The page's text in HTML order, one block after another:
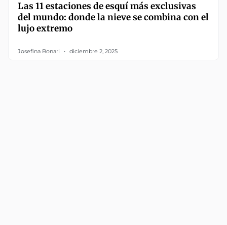
Las 11 estaciones de esquí más exclusivas
del mundo: donde la nieve se combina con el
lujo extremo
Josefina Bonari diciembre 2, 2025